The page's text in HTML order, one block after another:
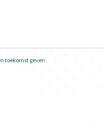
toekomst geven